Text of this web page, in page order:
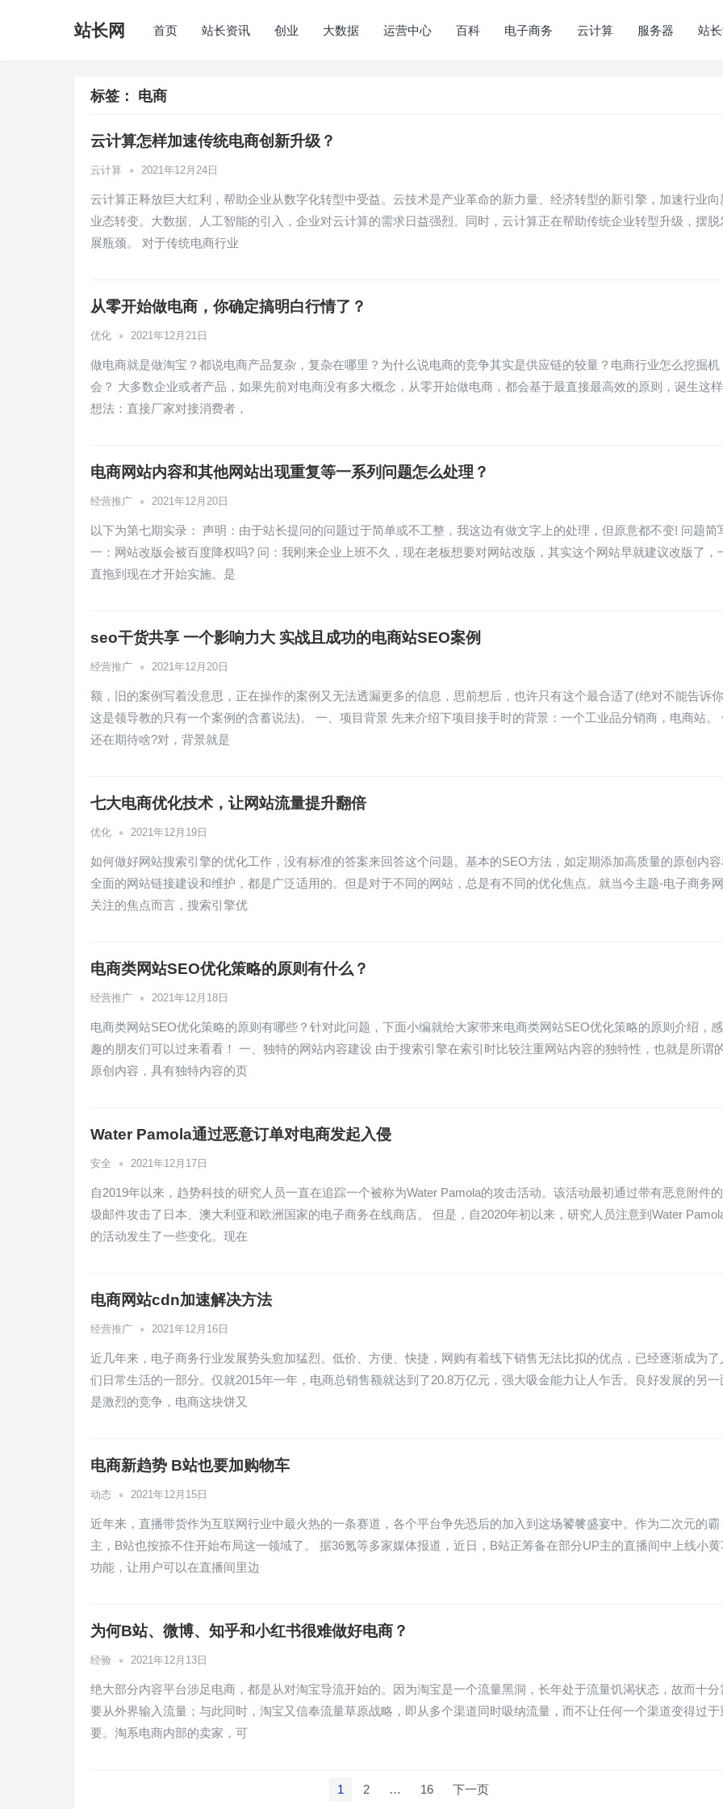
站长网 首页 站长资讯 创业 大数据 运营中心 百科 电子商务 云计算 服务器 站
标签： 电商
云计算怎样加速传统电商创新升级？
云计算 • 2021年12月24日
云计算正释放巨大红利，帮助企业从数字化转型中受益。云技术是产业革命的新力量、经济转型的新引擎，加速行业向
业态转变。大数据、人工智能的引入，企业对云计算的需求日益强烈。同时，云计算正在帮助传统企业转型升级，摆脱
展瓶颈。 对于传统电商行业
从零开始做电商，你确定搞明白行情了？
优化 • 2021年12月21日
做电商就是做淘宝？都说电商产品复杂，复杂在哪里？为什么说电商的竞争其实是供应链的较量？电商行业怎么挖掘机
会？ 大多数企业或者产品，如果先前对电商没有多大概念，从零开始做电商，都会基于最直接最高效的原则，诞生这
想法：直接厂家对接消费者，
电商网站内容和其他网站出现重复等一系列问题怎么处理？
经营推广 • 2021年12月20日
以下为第七期实录： 声明：由于站长提问的问题过于简单或不工整，我这边有做文字上的处理，但原意都不变! 问题简
一：网站改版会被百度降权吗? 问：我刚来企业上班不久，现在老板想要对网站改版，其实这个网站早就建议改版了，
直拖到现在才开始实施。是
seo干货共享 一个影响力大 实战且成功的电商站SEO案例
经营推广 • 2021年12月20日
额，旧的案例写着没意思，正在操作的案例又无法透漏更多的信息，思前想后，也许只有这个最合适了(绝对不能告诉你
这是领导教的只有一个案例的含蓄说法)。 一、项目背景 先来介绍下项目接手时的背景：一个工业品分销商，电商站。
还在期待啥?对，背景就是
七大电商优化技术，让网站流量提升翻倍
优化 • 2021年12月19日
如何做好网站搜索引擎的优化工作，没有标准的答案来回答这个问题。基本的SEO方法，如定期添加高质量的原创内容
全面的网站链接建设和维护，都是广泛适用的。但是对于不同的网站，总是有不同的优化焦点。就当今主题-电子商务
关注的焦点而言，搜索引擎优
电商类网站SEO优化策略的原则有什么？
经营推广 • 2021年12月18日
电商类网站SEO优化策略的原则有哪些？针对此问题，下面小编就给大家带来电商类网站SEO优化策略的原则介绍，
趣的朋友们可以过来看看！ 一、独特的网站内容建设 由于搜索引擎在索引时比较注重网站内容的独特性，也就是所谓
原创内容，具有独特内容的页
Water Pamola通过恶意订单对电商发起入侵
安全 • 2021年12月17日
自2019年以来，趋势科技的研究人员一直在追踪一个被称为Water Pamola的攻击活动。该活动最初通过带有恶意附件
圾邮件攻击了日本、澳大利亚和欧洲国家的电子商务在线商店。 但是，自2020年初以来，研究人员注意到Water
的活动发生了一些变化。现在
电商网站cdn加速解决方法
经营推广 • 2021年12月16日
近几年来，电子商务行业发展势头愈加猛烈。低价、方便、快捷，网购有着线下销售无法比拟的优点，已经逐渐成为了
们日常生活的一部分。仅就2015年一年，电商总销售额就达到了20.8万亿元，强大吸金能力让人乍舌。良好发展的另一
是激烈的竞争，电商这块饼又
电商新趋势 B站也要加购物车
动态 • 2021年12月15日
近年来，直播带货作为互联网行业中最火热的一条赛道，各个平台争先恐后的加入到这场饕餮盛宴中。作为二次元的霸
主，B站也按捺不住开始布局这一领域了。 据36氪等多家媒体报道，近日，B站正筹备在部分UP主的直播间中上线小黄
功能，让用户可以在直播间里边
为何B站、微博、知乎和小红书很难做好电商？
经验 • 2021年12月13日
绝大部分内容平台涉足电商，都是从对淘宝导流开始的。因为淘宝是一个流量黑洞，长年处于流量饥渴状态，故而十分
要从外界输入流量；与此同时，淘宝又信奉流量草原战略，即从多个渠道同时吸纳流量，而不让任何一个渠道变得过于
要。淘系电商内部的卖家，可
1 2 … 16 下一页